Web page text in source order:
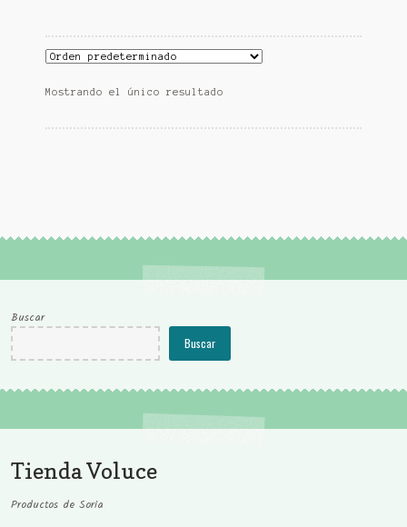
Mostrando el único resultado
Buscar
Buscar
Tienda Voluce
Productos de Soria